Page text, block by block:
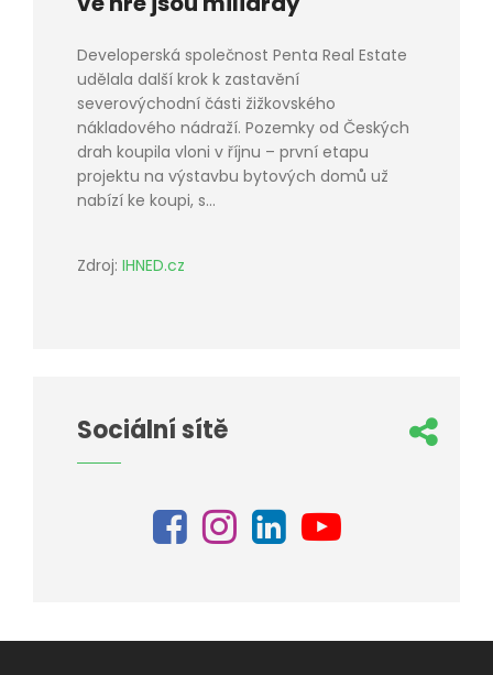
Developerská společnost Penta Real Estate
udělala další krok k zastavění
severovýchodní části žižkovského
nákladového nádraží. Pozemky od Českých
drah koupila vloni v říjnu – první etapu
projektu na výstavbu bytových domů už
nabízí ke koupi, s...
Zdroj: IHNED.cz
Sociální sítě